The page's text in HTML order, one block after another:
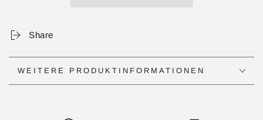
Share
WEITERE PRODUKTINFORMATIONEN